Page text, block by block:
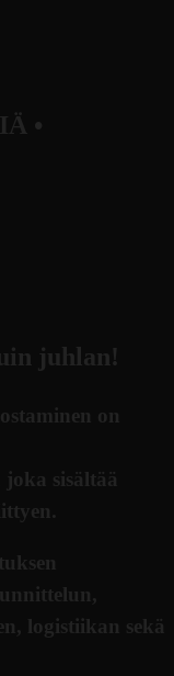
•
juhlan!
on
sisältää
logistiikan sekä